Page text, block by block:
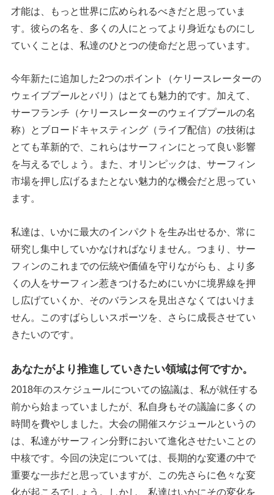
才能は、もっと世界に広められるべきだと思っていま
す。彼らの名を、多くの人にとってより身近なものにし
ていくことは、私達のひとつの使命だと思っています。
今年新たに追加した2つのポイント（ケリースレーターの
ウェイブプールとバリ）はとても魅力的です。加えて、
サーフランチ（ケリースレーターのウェイブプールの名
称）とブロードキャスティング（ライブ配信）の技術は
とても革新的で、これらはサーフィンにとって良い影響
を与えるでしょう。また、オリンピックは、サーフィン
市場を押し広げるまたとない魅力的な機会だと思ってい
ます。
私達は、いかに最大のインパクトを生み出せるか、常に
研究し集中していかなければなりません。つまり、サー
フィンのこれまでの伝統や価値を守りながらも、より多
くの人をサーフィン惹きつけるためにいかに境界線を押
し広げていくか、そのバランスを見出さなくてはいけま
せん。このすばらしいスポーツを、さらに成長させてい
きたいのです。
あなたがより推進していきたい領域は何ですか。
2018年のスケジュールについての協議は、私が就任する
前から始まっていましたが、私自身もその議論に多くの
時間を費やしました。大会の開催スケジュールというの
は、私達がサーフィン分野において進化させたいことの
中核です。今回の決定については、長期的な変遷の中で
重要な一歩だと思っていますが、この先さらに色々な変
化が起こるでしょう。しかし、私達はいかにその変化を